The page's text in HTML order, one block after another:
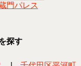
門パレス
探す